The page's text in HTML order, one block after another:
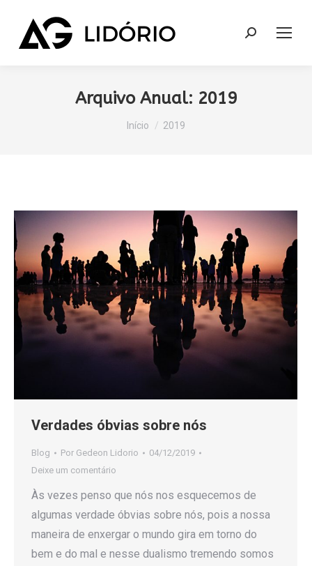
Search:
Arquivo Anual: 2019
Você está aqui:
Início 2019
Verdades óbvias sobre nós
Blog Por Gedeon Lidorio
04/12/2019
Deixe um comentário
Às vezes penso que nós nos esquecemos de
algumas verdade óbvias sobre nós, pois a nossa
maneira de enxergar o mundo gira em torno do
bem e do mal e nesse dualismo tremendo somos